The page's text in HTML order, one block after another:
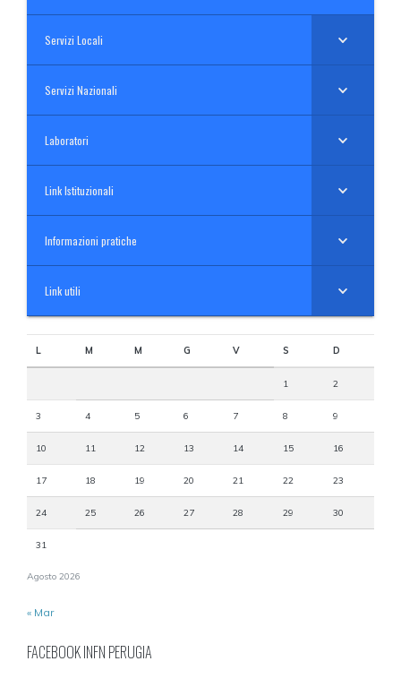
Servizi Locali
Servizi Nazionali
Laboratori
Link Istituzionali
Informazioni pratiche
Link utili
Agosto 2026
L M M G V S D
1 2
3 4 5 6 7 8 9
10 11 12 13 14 15 16
17 18 19 20 21 22 23
24 25 26 27 28 29 30
31
« Mar
FACEBOOK INFN PERUGIA